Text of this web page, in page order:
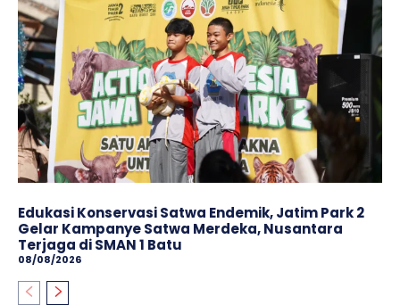
Edukasi Konservasi Satwa Endemik, Jatim Park 2
Gelar Kampanye Satwa Merdeka, Nusantara
Terjaga di SMAN 1 Batu
08/08/2026